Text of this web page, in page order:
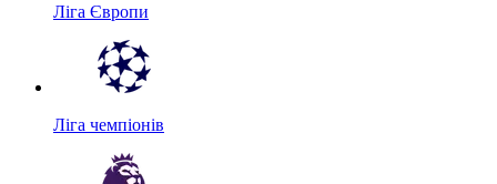
Ліга Європи
Ліга чемпіонів